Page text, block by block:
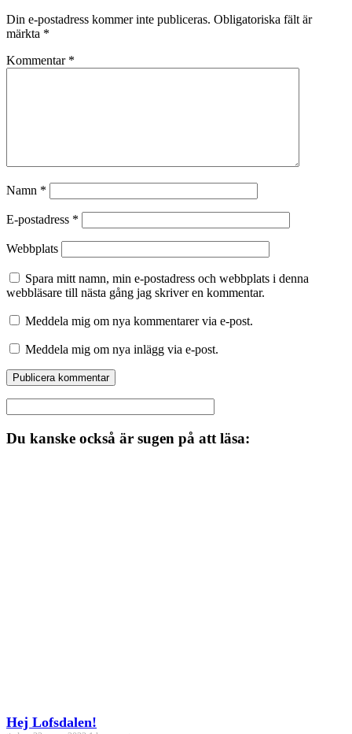
Din e-postadress kommer inte publiceras. Obligatoriska fält är
märkta *
Kommentar *
Namn *
E-postadress *
Webbplats
Spara mitt namn, min e-postadress och webbplats i denna
webbläsare till nästa gång jag skriver en kommentar.
Meddela mig om nya kommentarer via e-post.
Meddela mig om nya inlägg via e-post.
Du kanske också är sugen på att läsa:
Hej Lofsdalen!